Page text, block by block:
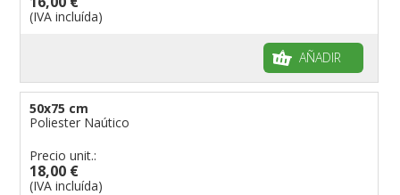
(IVA incluída)
AÑADIR
50x75 cm
Poliester Naútico
Precio unit.:
18,00 €
(IVA incluída)